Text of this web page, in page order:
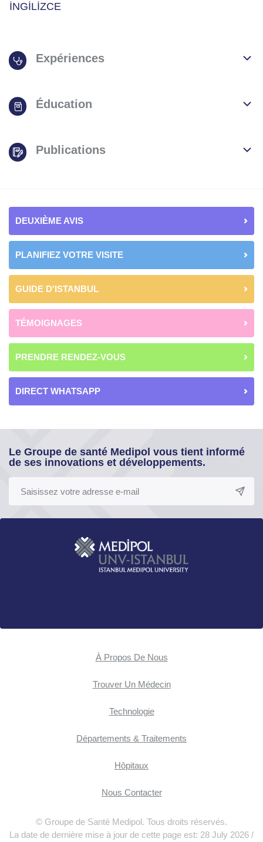
İNGİLİZCE
Expériences
Éducation
Publications
DEUXIÈME AVIS
PLANIFIEZ VOTRE VISITE
GUIDE D'ISTANBUL
TÉMOIGNAGES
PRENDRE RENDEZ-VOUS
DIRECT WHATSAPP
Le Groupe de santé Medipol vous tient informé
de ses innovations et développements.
À Propos De Nous
Trouver Un Médecin
Technologie
Départements & Traitements
Hôpitaux
Nous Contacter
© Groupe de Santé Medipol. Tous droits réservés.
La date de dernière mise à jour de cette page est: 28 July 2026 /